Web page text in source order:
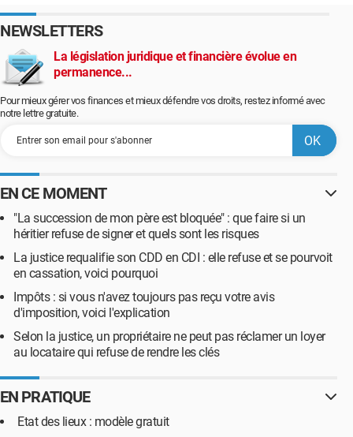
NEWSLETTERS
La législation juridique et financière évolue en
permanence...
Pour mieux gérer vos finances et mieux défendre vos droits, restez informé avec
notre lettre gratuite.
EN CE MOMENT
"La succession de mon père est bloquée" : que faire si un
héritier refuse de signer et quels sont les risques
La justice requalifie son CDD en CDI : elle refuse et se pourvoit
en cassation, voici pourquoi
Impôts : si vous n'avez toujours pas reçu votre avis
d'imposition, voici l'explication
Selon la justice, un propriétaire ne peut pas réclamer un loyer
au locataire qui refuse de rendre les clés
EN PRATIQUE
Etat des lieux : modèle gratuit